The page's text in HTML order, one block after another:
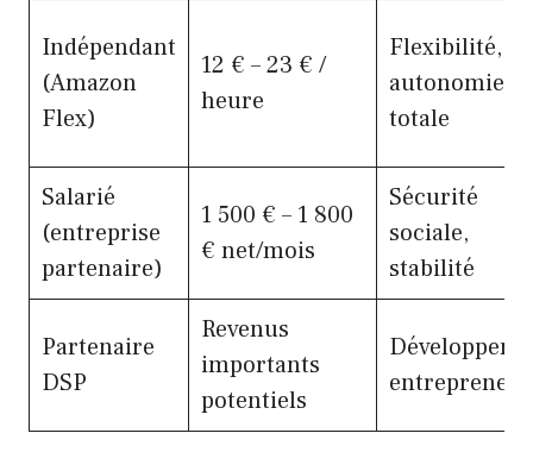
Indépendant
(Amazon
Flex)
12 € – 23 € /
heure
Flexibilité,
autonomie
totale
Salarié
(entreprise
partenaire)
1 500 € – 1 800
€ net/mois
Sécurité
sociale,
stabilité
Partenaire
DSP
Revenus
importants
potentiels